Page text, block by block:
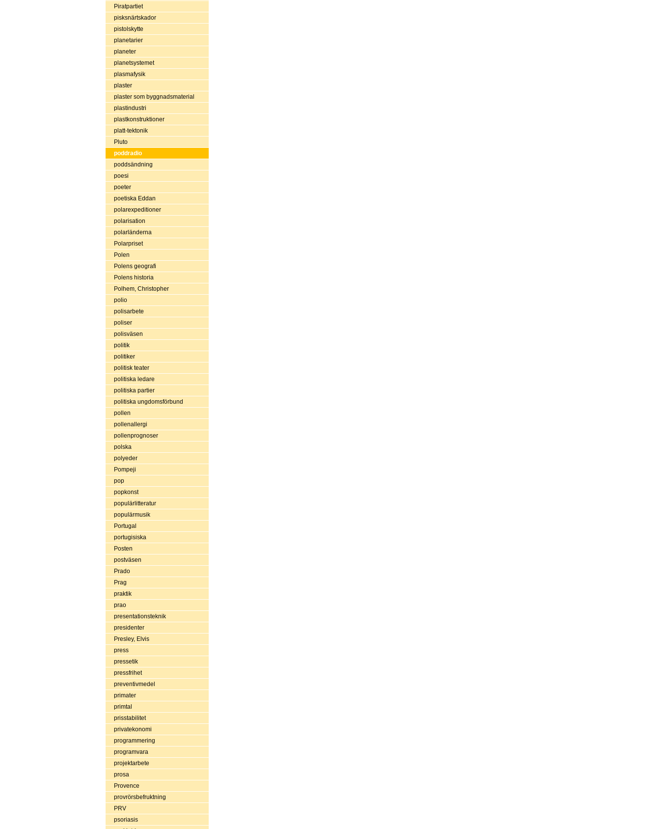
Piratpartiet
pisksnärtskador
pistolskytte
planetarier
planeter
planetsystemet
plasmafysik
plaster
plaster som byggnadsmaterial
plastindustri
plastkonstruktioner
platt-tektonik
Pluto
poddradio
poddsändning
poesi
poeter
poetiska Eddan
polarexpeditioner
polarisation
polarländerna
Polarpriset
Polen
Polens geografi
Polens historia
Polhem, Christopher
polio
polisarbete
poliser
polisväsen
politik
politiker
politisk teater
politiska ledare
politiska partier
politiska ungdomsförbund
pollen
pollenallergi
pollenprognoser
polska
polyeder
Pompeji
pop
popkonst
populärlitteratur
populärmusik
Portugal
portugisiska
Posten
postväsen
Prado
Prag
praktik
prao
presentationsteknik
presidenter
Presley, Elvis
press
pressetik
pressfrihet
preventivmedel
primater
primtal
prisstabilitet
privatekonomi
programmering
programvara
projektarbete
prosa
Provence
provrörsbefruktning
PRV
psoriasis